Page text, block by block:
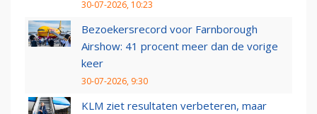
30-07-2026, 10:23
Bezoekersrecord voor Farnborough
Airshow: 41 procent meer dan de vorige
keer
30-07-2026, 9:30
KLM ziet resultaten verbeteren, maar